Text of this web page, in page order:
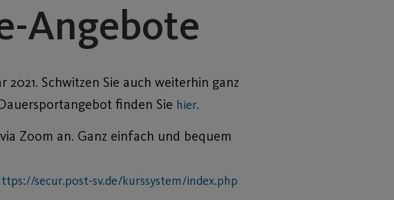
Angebote
Schwitzen Sie auch weiterhin ganz
finden Sie hier.
Zoom an. Ganz einfach und bequem
secur.post-sv.de/kurssystem/index.php